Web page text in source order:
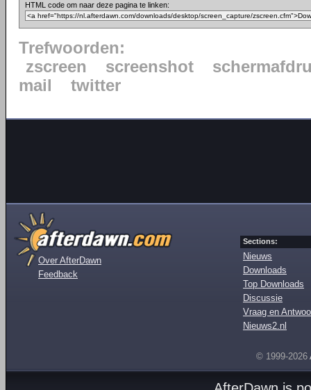
HTML code om naar deze pagina te linken:
Trefwoorden:
zscreen
screenshot
mail
twitter
Over AfterDawn
Feedback
Sections:
Nieuws
Downloads
Top Downloads
Discussie
Vraag en
Nieuws2.nl
© 1999-2026